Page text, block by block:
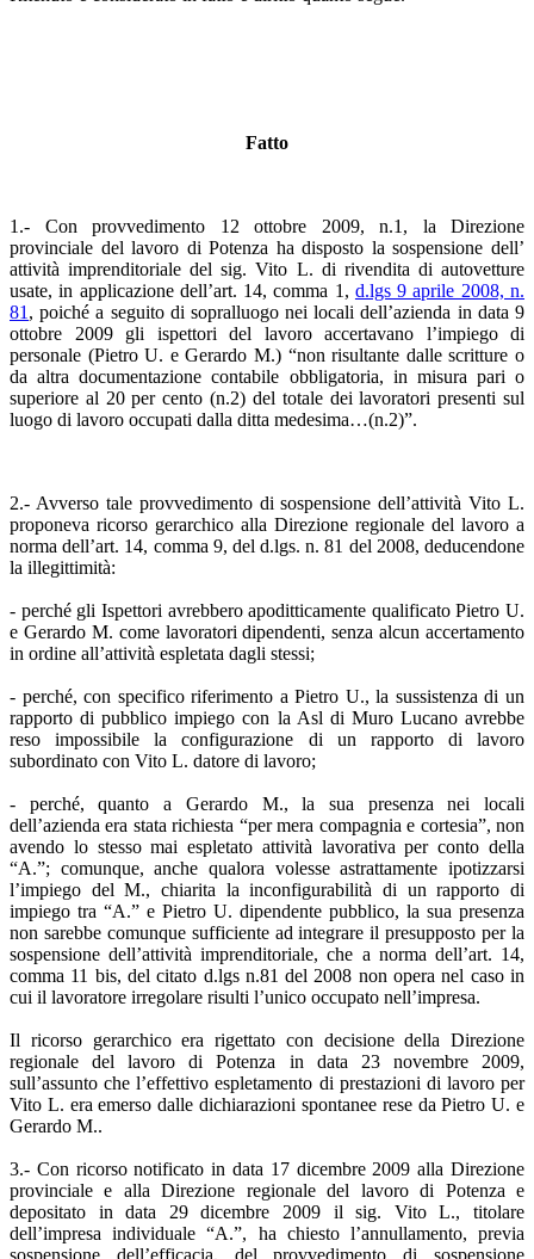
Fatto
1.- Con provvedimento 12 ottobre 2009, n.1, la Direzione
provinciale del lavoro di Potenza ha disposto la sospensione dell’
attività imprenditoriale del sig. Vito L. di rivendita di autovetture
usate, in applicazione dell’art. 14, comma 1, d.lgs 9 aprile 2008, n.
81 , poiché a seguito di sopralluogo nei locali dell’azienda in data 9
ottobre 2009 gli ispettori del lavoro accertavano l’impiego di
personale (Pietro U. e Gerardo M.) “non risultante dalle scritture o
da altra documentazione contabile obbligatoria, in misura pari o
superiore al 20 per cento (n.2) del totale dei lavoratori presenti sul
luogo di lavoro occupati dalla ditta medesima…(n.2)”.
2.- Avverso tale provvedimento di sospensione dell’attività Vito L.
proponeva ricorso gerarchico alla Direzione regionale del lavoro a
norma dell’art. 14, comma 9, del d.lgs. n. 81 del 2008, deducendone
la illegittimità:
- perché gli Ispettori avrebbero apoditticamente qualificato Pietro U.
e Gerardo M. come lavoratori dipendenti, senza alcun accertamento
in ordine all’attività espletata dagli stessi;
- perché, con specifico riferimento a Pietro U., la sussistenza di un
rapporto di pubblico impiego con la Asl di Muro Lucano avrebbe
reso impossibile la configurazione di un rapporto di lavoro
subordinato con Vito L. datore di lavoro;
- perché, quanto a Gerardo M., la sua presenza nei locali
dell’azienda era stata richiesta “per mera compagnia e cortesia”, non
avendo lo stesso mai espletato attività lavorativa per conto della
“A.”; comunque, anche qualora volesse astrattamente ipotizzarsi
l’impiego del M., chiarita la inconfigurabilità di un rapporto di
impiego tra “A.” e Pietro U. dipendente pubblico, la sua presenza
non sarebbe comunque sufficiente ad integrare il presupposto per la
sospensione dell’attività imprenditoriale, che a norma dell’art. 14,
comma 11 bis, del citato d.lgs n.81 del 2008 non opera nel caso in
cui il lavoratore irregolare risulti l’unico occupato nell’impresa.
Il ricorso gerarchico era rigettato con decisione della Direzione
regionale del lavoro di Potenza in data 23 novembre 2009,
sull’assunto che l’effettivo espletamento di prestazioni di lavoro per
Vito L. era emerso dalle dichiarazioni spontanee rese da Pietro U. e
Gerardo M..
3.- Con ricorso notificato in data 17 dicembre 2009 alla Direzione
provinciale e alla Direzione regionale del lavoro di Potenza e
depositato in data 29 dicembre 2009 il sig. Vito L., titolare
dell’impresa individuale “A.”, ha chiesto l’annullamento, previa
sospensione dell’efficacia, del provvedimento di sospensione